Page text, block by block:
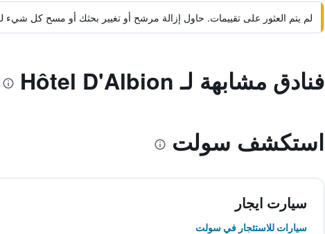
لم يتم العثور على تقييمات. حاول إزالة مرشح أو تغيير بحثك أو مسح كل شيء
فنادق مشابهة لـ Hôtel D'Albion
استكشف سولت
سيارت ايجار
سيارات للاستئجار في سولت